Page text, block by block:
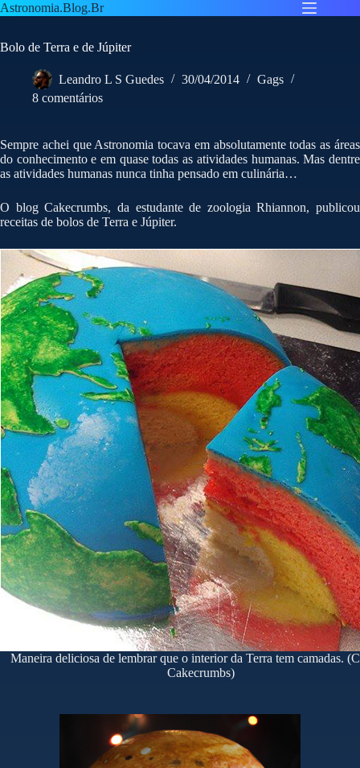
Pular
para
conteúdo
Astronomia.Blog.Br
Bolo de Terra e de Júpiter
Leandro L S Guedes 30/04/2014
Gags
8 comentários
Sempre achei que Astronomia tocava em absolutamente todas as áreas
do conhecimento e em quase todas as atividades humanas. Mas dentre
as atividades humanas nunca tinha pensado em culinária…
O blog Cakecrumbs, da estudante de zoologia Rhiannon, publicou
receitas de bolos de Terra e Júpiter.
Maneira deliciosa de lembrar que o interior da Terra tem camadas.
Cakecrumbs)